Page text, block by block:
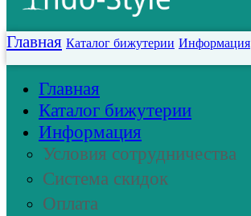
Главная Каталог бижутерии Информация
Главная
Каталог бижутерии
Информация
Условия сотрудничества
Система скидок
Оплата